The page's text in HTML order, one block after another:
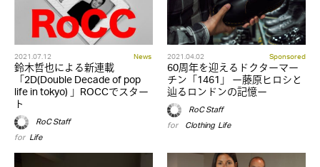
2021.07.12 News
鈴木哲也による新連載
「2D(Double Decade of pop
life in tokyo) 」ROCCでスター
ト
RoC Staff
for Life
2021.04.02 Sponsored
60周年を迎えるドクターマー
チン「1461」 ー藤原ヒロシと
辿るロンドンの記憶ー
RoC Staff
for Clothing,Life